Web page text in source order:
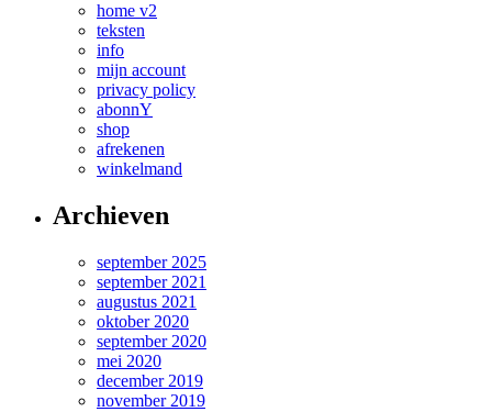
home v2
teksten
info
mijn account
privacy policy
abonnY
shop
afrekenen
winkelmand
Archieven
september 2025
september 2021
augustus 2021
oktober 2020
september 2020
mei 2020
december 2019
november 2019